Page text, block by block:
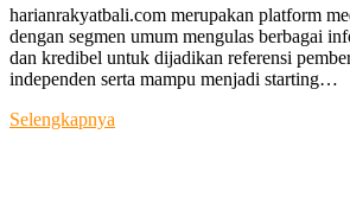
harianrakyatbali.com merupakan platform
dengan segmen umum mengulas berbagai
dan kredibel untuk dijadikan referensi
independen serta mampu menjadi starting…
Selengkapnya